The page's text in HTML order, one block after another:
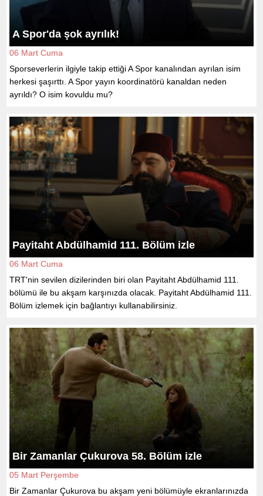
A Spor'da şok ayrılık!
06 Mart Cuma
Sporseverlerin ilgiyle takip ettiği A Spor kanalından ayrılan isim
herkesi şaşırttı. A Spor yayın koordinatörü kanaldan neden
ayrıldı? O isim kovuldu mu?
Payitaht Abdülhamid 111. Bölüm izle
06 Mart Cuma
TRT'nin sevilen dizilerinden biri olan Payitaht Abdülhamid 111.
bölümü ile bu akşam karşınızda olacak. Payitaht Abdülhamid 111.
Bölüm izlemek için bağlantıyı kullanabilirsiniz.
Bir Zamanlar Çukurova 58. Bölüm izle
05 Mart Perşembe
Bir Zamanlar Çukurova bu akşam yeni bölümüyle ekranlarınızda